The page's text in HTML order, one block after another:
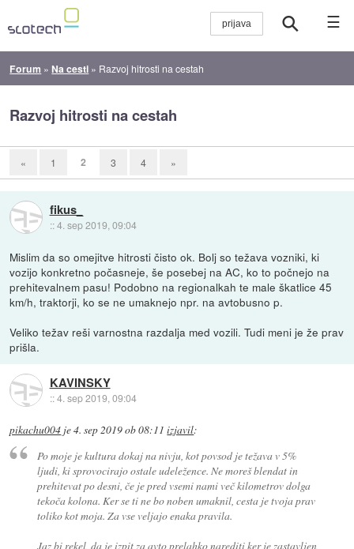
☰
Forum » Na cesti » Razvoj hitrosti na cestah
Razvoj hitrosti na cestah
« 1 2 3 4 »
fikus_
::4. sep 2019, 09:04
Mislim da so omejitve hitrosti čisto ok. Bolj so težava vozniki, ki
vozijo konkretno počasneje, še posebej na AC, ko to počnejo na
prehitevalnem pasu! Podobno na regionalkah te male škatlice 45
km/h, traktorji, ko se ne umaknejo npr. na avtobusno p.
Veliko težav reši varnostna razdalja med vozili. Tudi meni je že prav
prišla.
KAVINSKY
::4. sep 2019, 09:04
pikachu004 je4. sep 2019 ob 08:11 izjavil:
Po moje je kultura dokaj na nivju, kot povsod je težava v 5%
ljudi, ki sprovocirajo ostale udeležence. Ne moreš blendat in
prehitevat po desni, če je pred vsemi nami več kilometrov dolga
tekoča kolona. Ker se ti ne bo noben umaknil, cesta je tvoja prav
toliko kot moja. Za vse veljajo enaka pravila.
Jaz bi rekel, da je izpit za avto prelahko narediti ker je zastavljen